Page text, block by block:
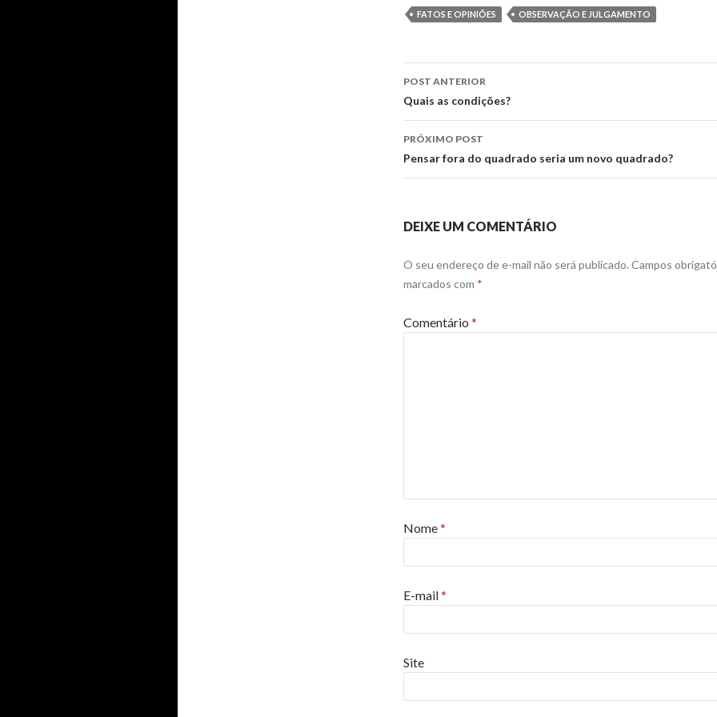
FATOS E OPINIÕES OBSERVAÇÃO E JULGAMENTO
Navegação
de
posts
POST ANTERIOR
Quais as condições?
PRÓXIMO POST
Pensar fora do quadrado seria um novo quadrado?
DEIXE UM COMENTÁRIO
O seu endereço de e-mail não será publicado. Campos
marcados com *
Comentário *
Nome*
E-mail*
Site